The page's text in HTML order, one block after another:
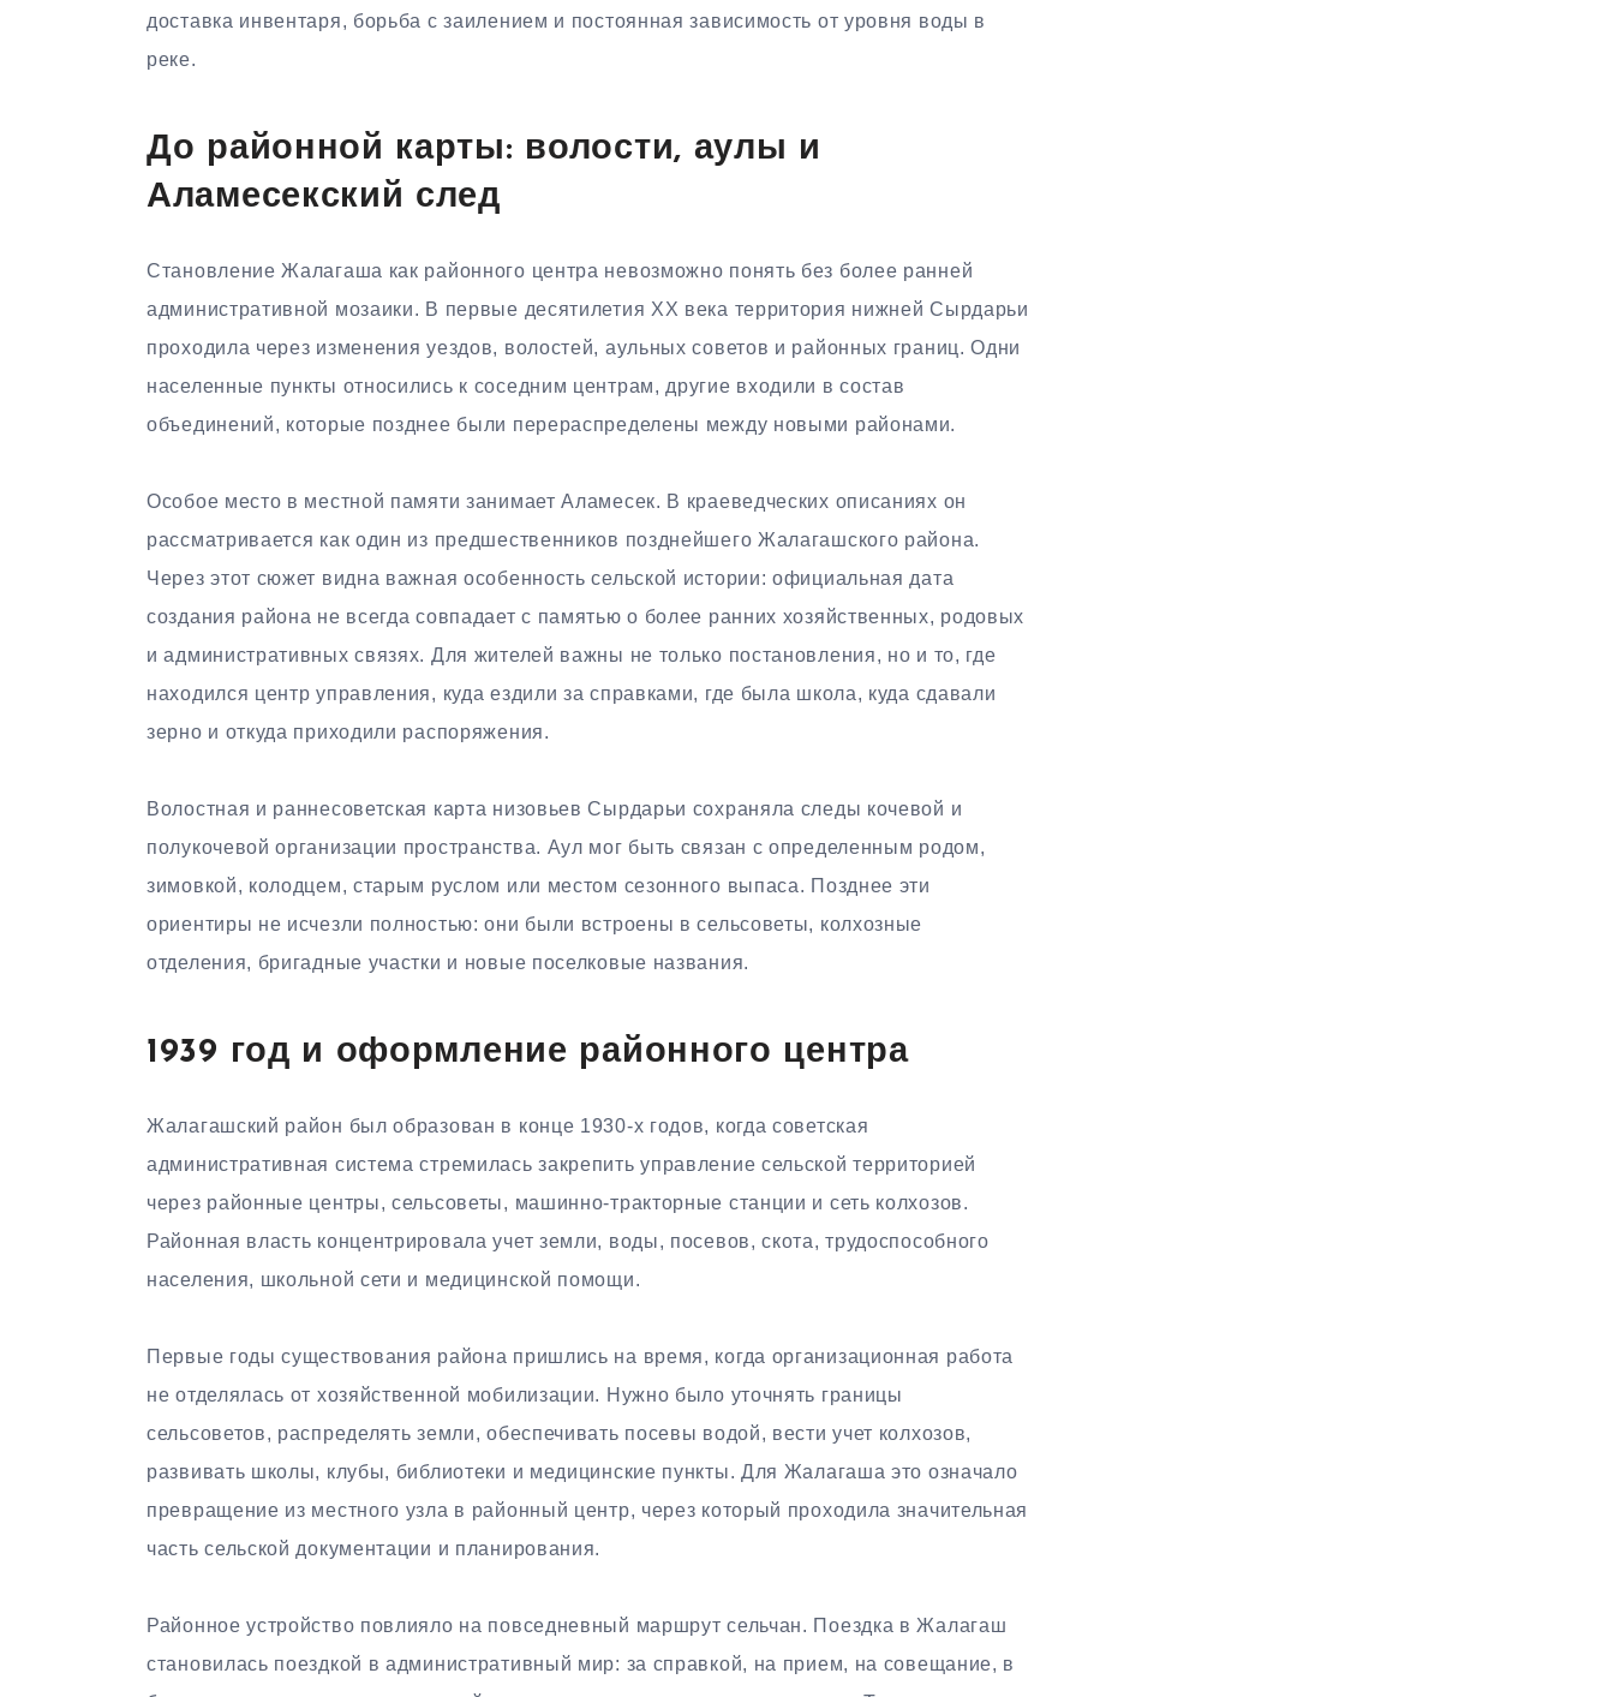
доставка инвентаря, борьба с заилением и постоянная зависимость от уровня воды в
реке.
До районной карты: волости, аулы и
Аламесекский след
Становление Жалагаша как районного центра невозможно понять без более ранней
административной мозаики. В первые десятилетия XX века территория нижней Сырдарьи
проходила через изменения уездов, волостей, аульных советов и районных границ. Одни
населенные пункты относились к соседним центрам, другие входили в состав
объединений, которые позднее были перераспределены между новыми районами.
Особое место в местной памяти занимает Аламесек. В краеведческих описаниях он
рассматривается как один из предшественников позднейшего Жалагашского района.
Через этот сюжет видна важная особенность сельской истории: официальная дата
создания района не всегда совпадает с памятью о более ранних хозяйственных, родовых
и административных связях. Для жителей важны не только постановления, но и то, где
находился центр управления, куда ездили за справками, где была школа, куда сдавали
зерно и откуда приходили распоряжения.
Волостная и раннесоветская карта низовьев Сырдарьи сохраняла следы кочевой и
полукочевой организации пространства. Аул мог быть связан с определенным родом,
зимовкой, колодцем, старым руслом или местом сезонного выпаса. Позднее эти
ориентиры не исчезли полностью: они были встроены в сельсоветы, колхозные
отделения, бригадные участки и новые поселковые названия.
1939 год и оформление районного центра
Жалагашский район был образован в конце 1930-х годов, когда советская
административная система стремилась закрепить управление сельской территорией
через районные центры, сельсоветы, машинно-тракторные станции и сеть колхозов.
Районная власть концентрировала учет земли, воды, посевов, скота, трудоспособного
населения, школьной сети и медицинской помощи.
Первые годы существования района пришлись на время, когда организационная работа
не отделялась от хозяйственной мобилизации. Нужно было уточнять границы
сельсоветов, распределять земли, обеспечивать посевы водой, вести учет колхозов,
развивать школы, клубы, библиотеки и медицинские пункты. Для Жалагаша это означало
превращение из местного узла в районный центр, через который проходила значительная
часть сельской документации и планирования.
Районное устройство повлияло на повседневный маршрут сельчан. Поездка в Жалагаш
становилась поездкой в административный мир: за справкой, на прием, на совещание, в